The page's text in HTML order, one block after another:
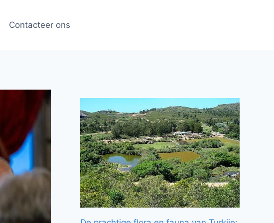
Contacteer ons